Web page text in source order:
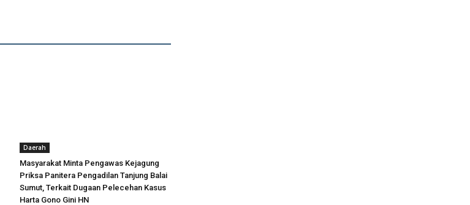
Daerah
Masyarakat Minta Pengawas Kejagung
Priksa Panitera Pengadilan Tanjung Balai
Sumut, Terkait Dugaan Pelecehan Kasus
Harta Gono Gini HN